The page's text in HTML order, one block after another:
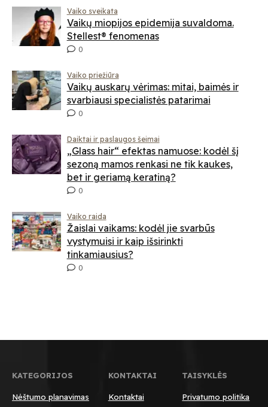
Vaiko sveikata
Vaikų miopijos epidemija suvaldoma.
Stellest® fenomenas
0
Vaiko priežiūra
Vaikų auskarų vėrimas: mitai, baimės ir
svarbiausi specialistės patarimai
0
Daiktai ir paslaugos šeimai
„Glass hair“ efektas namuose: kodėl šį
sezoną mamos renkasi ne tik kaukes,
bet ir geriamą keratiną?
0
Vaiko raida
Žaislai vaikams: kodėl jie svarbūs
vystymuisi ir kaip išsirinkti
tinkamiausius?
0
KATEGORIJOS
Nėštumo planavimas
KONTAKTAI
Kontaktai
TAISYKLĖS
Privatumo politika